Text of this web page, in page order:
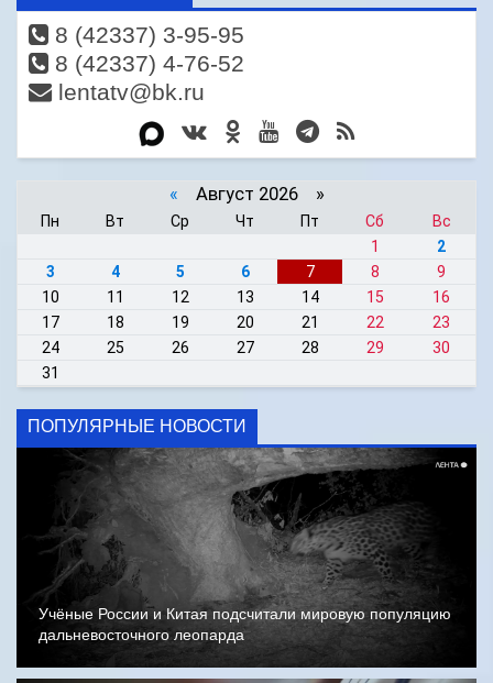
8 (42337) 3-95-95
8 (42337) 4-76-52
lentatv@bk.ru
« Август 2026 »
Пн Вт Ср Чт Пт Сб
Вс
1
2
3
4 5 6 7 8
9
10
11 12 13 14 15
16
17
18 19 20 21 22
23
24
25 26 27 28 29
30
31
ПОПУЛЯРНЫЕ НОВОСТИ
Учёные России и Китая подсчитали мировую популяцию
дальневосточного леопарда